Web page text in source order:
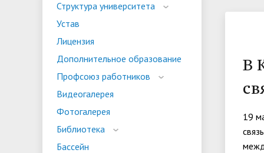
Профсоюз работников
Бассейн
Военный учебный центр
Прием 2026. Ординатура
Особая квота
Профком студентов
Объединенный совет обучающихся
Конференции
Научные труды КГУ
Структура университета
Устав
Лицензия
Дополнительное образование
Профсоюз работников
Видеогалерея
Фотогалерея
Библиотека
Бассейн
В
19